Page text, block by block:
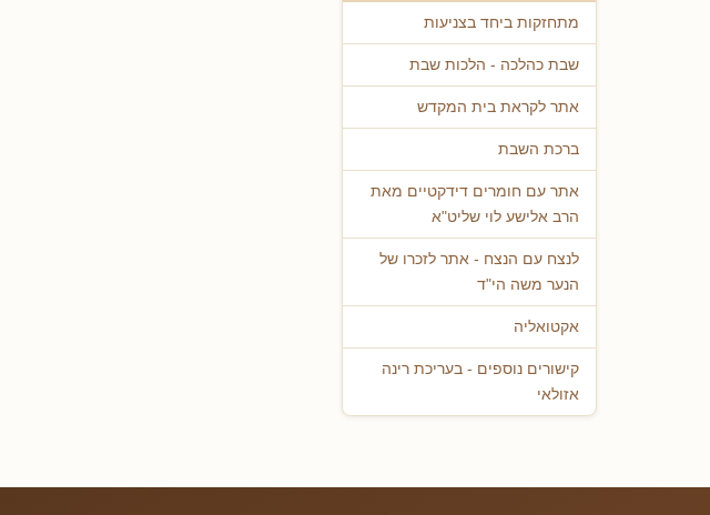
מתחזקות ביחד בצניעות
שבת כהלכה - הלכות שבת
אתר לקראת בית המקדש
ברכת השבת
אתר עם חומרים דידקטיים מאת
הרב אלישע לוי שליט"א
לנצח עם הנצח - אתר לזכרו של
הנער משה הי"ד
אקטואליה
קישורים נוספים - בעריכת רינה
אזולאי